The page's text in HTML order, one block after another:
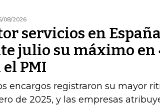
08/2026
servicios en
julio su máximo en
PMI
encargos registraron su mayor
de 2025, y las empresas